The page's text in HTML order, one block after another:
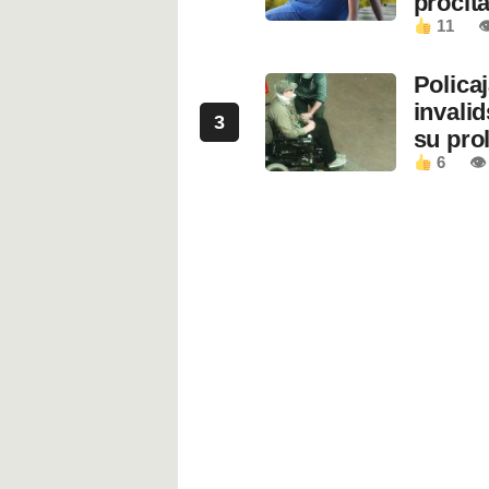
11
3
su
6 👁